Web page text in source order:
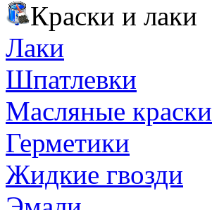
Краски и лаки
Лаки
Шпатлевки
Масляные краски
Герметики
Жидкие гвозди